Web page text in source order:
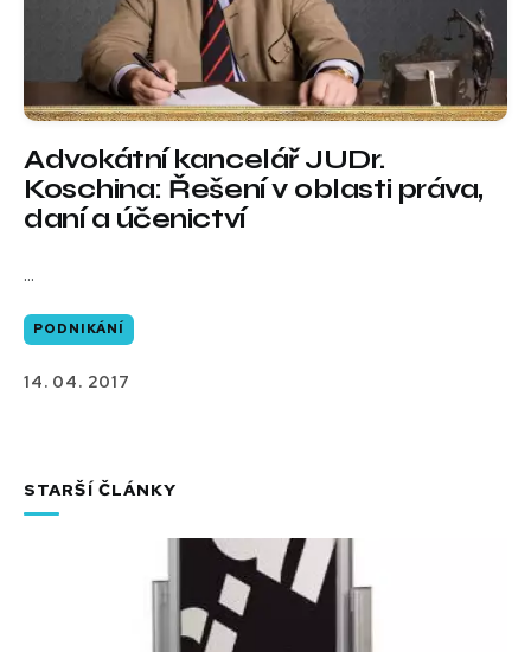
Advokátní kancelář JUDr.
Koschina: Řešení v oblasti práva,
daní a účenictví
...
PODNIKÁNÍ
14. 04. 2017
STARŠÍ ČLÁNKY